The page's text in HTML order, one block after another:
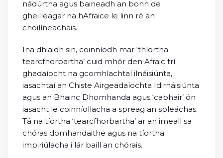
nádúrtha agus baineadh an bonn de
gheilleagar na hAfraice le linn ré an
choilíneachais.
Ina dhiaidh sin, coinníodh mar ‘thíortha
tearcfhorbartha’ cuid mhór den Afraic trí
ghadaíocht na gcomhlachtaí ilnáisiúnta,
iasachtaí an Chiste Airgeadaíochta Idirnáisiúnta
agus an Bhainc Dhomhanda agus ‘cabhair’ ón
iasacht le coinníollacha a spreag an spleáchas.
Tá na tíortha ‘tearcfhorbartha’ ar an imeall sa
chóras domhandaithe agus na tíortha
impiriúlacha i lár baill an chórais.